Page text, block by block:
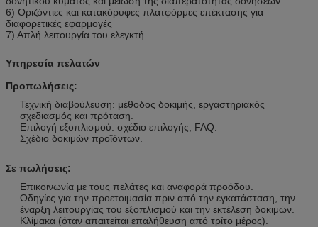
6) Οριζόντιες και κατακόρυφες πλατφόρμες επέκτασης για
διαφορετικές εφαρμογές
7) Απλή λειτουργία του ελεγκτή
Υπηρεσία πελατών
Προπωλήσεις:
Τεχνική διαβούλευση: μέθοδος δοκιμής, εργαστηριακός
σχεδιασμός και πρόταση.
Επιλογή εξοπλισμού: σχέδιο επιλογής, FAQ.
Σχέδιο δοκιμών προϊόντων.
Σε πωλήσεις:
Επικοινωνία με τους πελάτες και αναφορά προόδου.
Οδηγίες για την προετοιμασία πριν από την εγκατάσταση, την
έναρξη λειτουργίας του εξοπλισμού και την εκτέλεση δοκιμών.
Κλίμακα (όταν απαιτείται επαλήθευση από τρίτο μέρος).